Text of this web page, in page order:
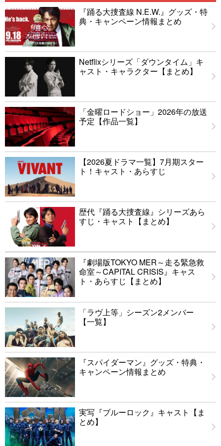
『踊る大捜査線 N.E.W.』グッズ・特
典・キャンペーン情報まとめ
Netflixシリーズ「ダウンタイム」キ
ャスト・キャラクター【まとめ】
「金曜ロードショー」2026年の放送
予定【作品一覧】
【2026夏ドラマ一覧】7月期スター
ト！キャスト・あらすじ
歴代『踊る大捜査線』シリーズあら
すじ・キャスト【まとめ】
『劇場版TOKYO MER～走る緊急救
命室～CAPITAL CRISIS』キャス
ト・あらすじ【まとめ】
「ラヴ上等」シーズン2メンバー
【一覧】
『スパイダーマン』グッズ・特典・
キャンペーン情報まとめ
実写『ブルーロック』キャスト【ま
とめ】